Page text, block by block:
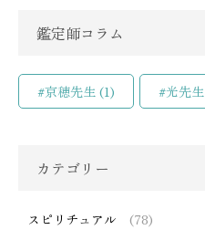
鑑定師コラム
#京穂先生 (1) #光先生
カテゴリー
スピリチュアル (78)